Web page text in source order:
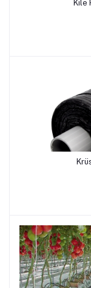
Kile